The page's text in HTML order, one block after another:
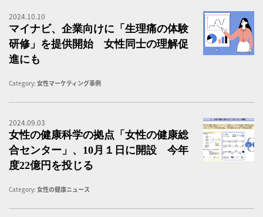
2024.10.10
マイナビ、企業向けに「生理痛の体験
研修」を提供開始 女性同士の理解促
進にも
Category: 女性マーケティング事例
2024.09.03
女性の健康科学の拠点「女性の健康総
合センター」、10月１日に開設 今年
度22億円を投じる
Category: 女性の健康ニュース